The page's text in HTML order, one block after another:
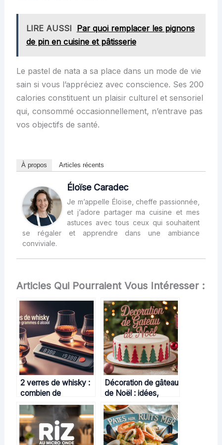
LIRE AUSSI Par quoi remplacer les pignons
de pin en cuisine et pâtisserie
Le pastel de nata a sa place dans un mode de vie
sain si vous l’appréciez avec conscience. Ses 200
calories constituent un plaisir culturel et sensoriel
qui, consommé occasionnellement, n’entrave pas
vos objectifs de santé.
À propos Articles récents
Éloïse Caradec
Je m’appelle Éloïse, cheffe passionnée,
et j’adore partager ma cuisine et mes
astuces avec tous ceux qui souhaitent
se régaler et apprendre dans une ambiance
conviviale.
Articles Qui Pourraient Vous Intéresser :
2 verres de whisky :
combien de
grammes d’alcool
consomme-t-on
réellement ?
Décoration de gâteau
de Noël : idées,
techniques et
inspirations pour un
effet magique